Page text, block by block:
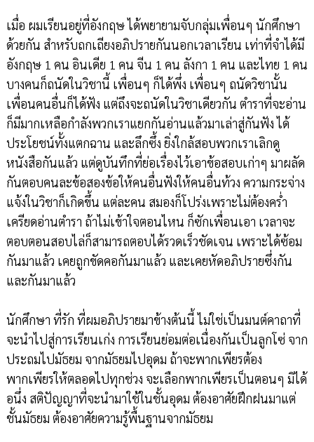
เมื่อ ผมเรียนอยู่ที่อังกฤษ ได้พยายามจับกลุ่มเพื่อนๆ นักศึกษา
ด้วยกัน สำหรับถกเถียงอภิปรายกันนอกเวลาเรียน เท่าที่จำได้มี
อังกฤษ 1 คน อินเดีย 1 คน จีน 1 คน ลังกา 1 คน และไทย 1 คน
บางคนก็ถนัดในวิชานี้ เพื่อนๆ ก็ได้พึ่ง เพื่อนๆ ถนัดวิชานั้น
เพื่อนคนอื่นก็ได้ฟัง แต่ถึงจะถนัดในวิชาเดียวกัน ตำราที่จะอ่าน
ก็มีมากเหลือกำลังพวกเราแยกกันอ่านแล้วมาเล่าสู่กันฟัง ได้
ประโยชน์ทั้งแตกฉาน และลึกซึ้ง ยิ่งใกล้สอบพวกเราเลิกดู
หนังสือกันแล้ว แต่ดูบันทึกที่ย่อเรื่องไว้เอาข้อสอบเก่าๆ มาผลัด
กันตอบคนละข้อสองข้อให้คนอื่นฟังให้คนอื่นท้วง ความกระจ่าง
แจ้งในวิชาก็เกิดขึ้น แต่ละคน สมองก็โปร่งเพราะไม่ต้องคร่ำ
เครียดอ่านตำรา ถ้าไม่เข้าใจตอนไหน ก็ซักเพื่อนเอา เวลาจะ
ตอบตอนสอบไล่ก็สามารถตอบได้รวดเร็วชัดเจน เพราะได้ซ้อม
กันมาแล้ว เคยถูกขัดคอกันมาแล้ว และเคยหัดอภิปรายซึ่งกัน
และกันมาแล้ว
นักศึกษา ที่รัก ที่ผมอภิปรายมาข้างต้นนี้ ไม่ใช่เป็นมนต์คาถาที่
จะนำไปสู่การเรียนเก่ง การเรียนย่อมต่อเนื่องกันเป็นลูกโซ่ จาก
ประถมไปมัธยม จากมัธยมไปอุดม ถ้าจะพากเพียรต้อง
พากเพียรให้ตลอดไปทุกช่วง จะเลือกพากเพียรเป็นตอนๆ มิได้
อนึ่ง สติปัญญาที่จะนำมาใช้ในชั้นอุดม ต้องอาศัยฝึกฝนมาแต่
ชั้นมัธยม ต้องอาศัยความรู้พื้นฐานจากมัธยม